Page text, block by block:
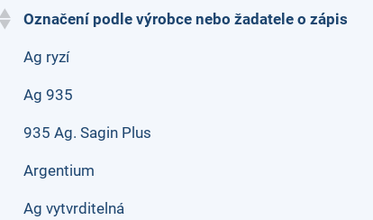
Označení podle výrobce nebo žadatele o zápis
Ag ryzí
Ag 935
935 Ag. Sagin Plus
Argentium
Ag vytvrditelná